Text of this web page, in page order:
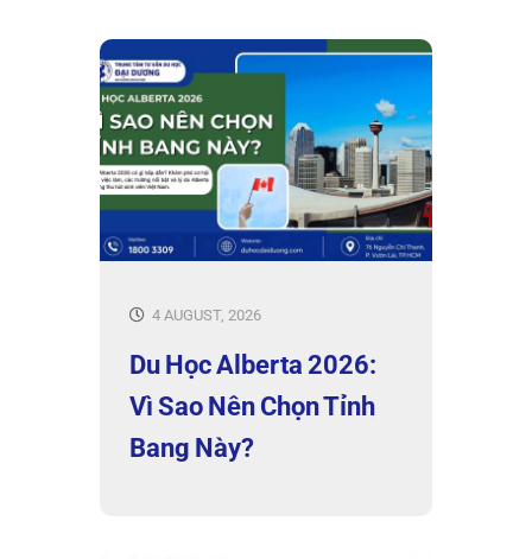
4 AUGUST, 2026
Du Học Alberta 2026:
Vì Sao Nên Chọn Tỉnh
Bang Này?